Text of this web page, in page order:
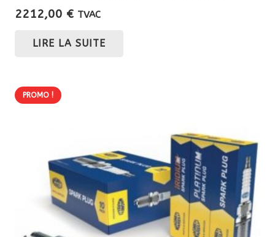
2212,00 € TVAC
LIRE LA SUITE
PROMO !